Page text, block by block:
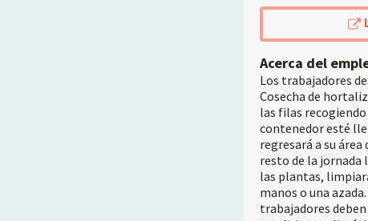
Acerca del
Los trabajadores
Cosecha de
las filas
contenedor esté
regresará a su
resto de la
las plantas,
manos o una
trabajadores